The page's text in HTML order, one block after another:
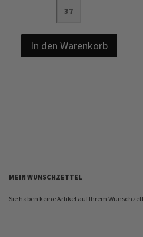
37
In den Warenkorb
MEIN WUNSCHZETTEL
Sie haben keine Artikel auf Ihrem